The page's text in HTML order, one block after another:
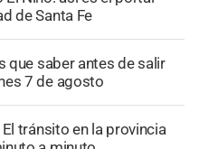
de Santa Fe
que saber antes de salir
7 de agosto
El tránsito en la provincia